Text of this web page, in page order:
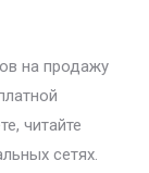
на продажу
читайте
сетях.